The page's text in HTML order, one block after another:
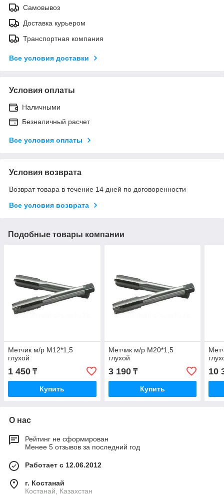
Самовывоз
Доставка курьером
Транспортная компания
Все условия доставки
Условия оплаты
Наличными
Безналичный расчет
Все условия оплаты
Условия возврата
Возврат товара в течение 14 дней по договоренности
Все условия возврата
Подобные товары компании
Метчик м/р М12*1,5
глухой
1 450 ₸
Купить
Метчик м/р М20*1,5
глухой
3 190₸
Купить
10
О нас
Рейтинг не сформирован
Менее 5 отзывов за последний год
Работает с 12.06.2012
г. Костанай
Костанай, Казахстан